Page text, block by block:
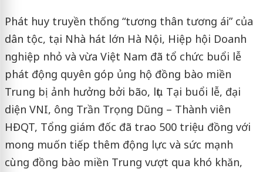
Phát huy truyền thống “tương thân tương ái” của
dân tộc, tại Nhà hát lớn Hà Nội, Hiệp hội Doanh
nghiệp nhỏ và vừa Việt Nam đã tổ chức buổi lễ
phát động quyên góp ủng hộ đồng bào miền
Trung bị ảnh hưởng bởi bão, lụt. Tại buổi lễ, đại
diện VNI, ông Trần Trọng Dũng – Thành viên
HĐQT, Tổng giám đốc đã trao 500 triệu đồng với
mong muốn tiếp thêm động lực và sức mạnh
cùng đồng bào miền Trung vượt qua khó khăn,